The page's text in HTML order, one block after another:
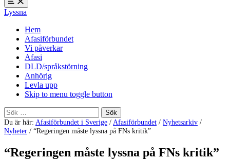
Öppna
meny:
%s
Lyssna
Hem
Afasiförbundet
Vi påverkar
Afasi
DLD/språkstörning
Anhörig
Levla upp
Skip to menu toggle button
Sök
efter:
Du är här: Afasiförbundet i Sverige /Afasiförbundet / Nyhetsarkiv /
Nyheter / “Regeringen måste lyssna på FNs kritik”
“Regeringen måste lyssna på FNs kritik”